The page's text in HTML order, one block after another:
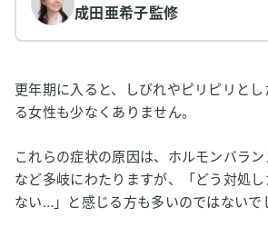
成田亜希子監修
更年期に入ると、しびれやピリピリと
る女性も少なくありません。
これらの症状の原因は、ホルモンバラ
など多岐にわたりますが、「どう対処
ない…」と感じる方も多いのではないで